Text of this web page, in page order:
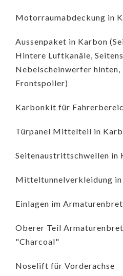
Motorraumabdeckung in
Aussenpaket in Karbon
Hintere Luftkanäle,
Nebelscheinwerfer
Frontspoiler)
Karbonkit für
Türpanel Mittelteil in
Seitenaustrittschwellen in
Mitteltunnelverkleidung in
Einlagen im
Oberer Teil
"Charcoal"
Noselift für Vorderachse